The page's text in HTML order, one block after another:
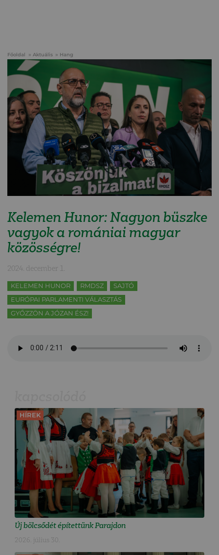
Főoldal Aktuális Hang
Kelemen Hunor: Nagyon büszke
vagyok a romániai magyar
közösségre!
2024. december 1.
KELEMEN HUNOR RMDSZ
SAJTÓ
EURÓPAI PARLAMENTI VÁLASZTÁS
GYŐZZÖN A JÓZAN ÉSZ!
HÍREK
Új bölcsődét építettünk Parajdon
2026. július 30.